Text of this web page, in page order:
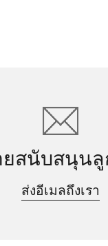
ยสนับสนุนลู
ส่งอีเมลถึงเรา